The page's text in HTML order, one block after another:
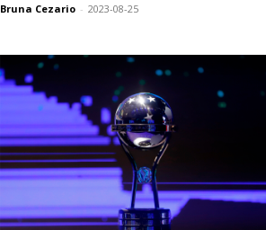
Bruna Cezario - 2023-08-25